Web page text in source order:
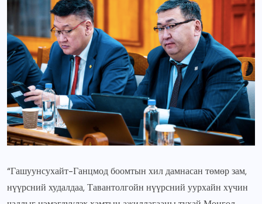
“Гашуунсухайт-Ганцмод боомтын хил дамнасан төмөр зам,
нүүрсний худалдаа, Тавантолгойн нүүрсний уурхайн хүчин